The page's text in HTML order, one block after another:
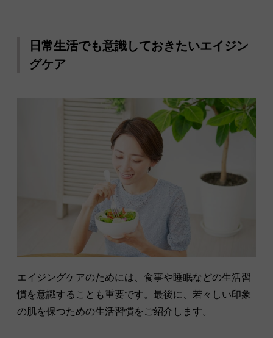
日常生活でも意識しておきたいエイジン
グケア
エイジングケアのためには、食事や睡眠などの生活習
慣を意識することも重要です。最後に、若々しい印象
の肌を保つための生活習慣をご紹介します。